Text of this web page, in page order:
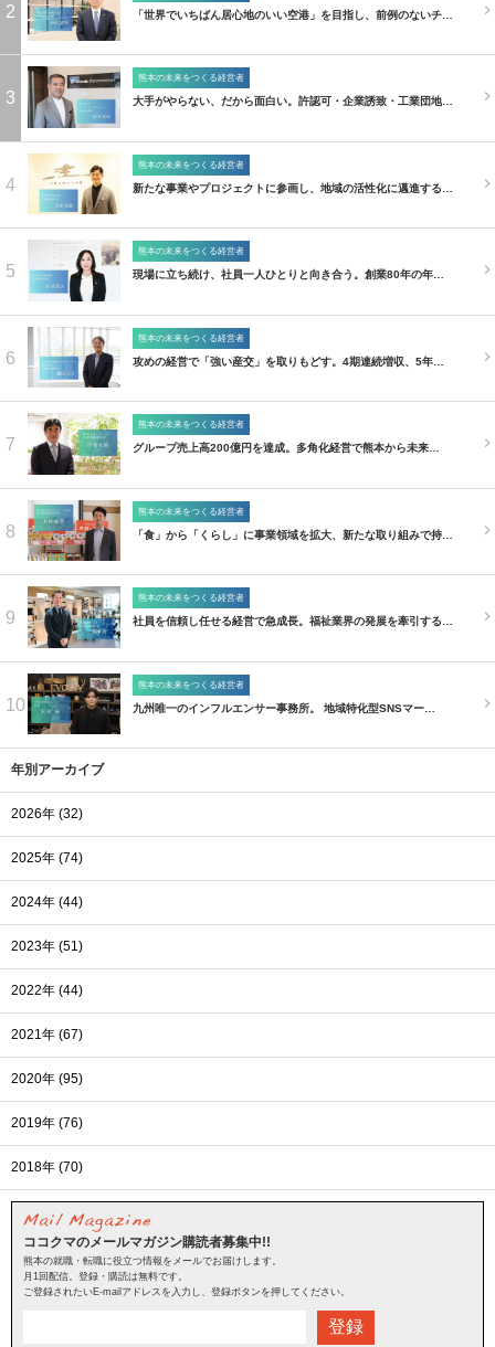
2 「世界でいちばん居心地のいい空港」を目指し、前例のないチ…
3
熊本の未来をつくる経営者
大手がやらない、だから面白い。許認可・企業誘致・工業団地…
4
熊本の未来をつくる経営者
新たな事業やプロジェクトに参画し、地域の活性化に邁進する…
5
熊本の未来をつくる経営者
現場に立ち続け、社員一人ひとりと向き合う。創業80年の年…
6
熊本の未来をつくる経営者
攻めの経営で「強い産交」を取りもどす。4期連続増収、5年…
7
熊本の未来をつくる経営者
グループ売上高200億円を達成。多角化経営で熊本から未来…
8
熊本の未来をつくる経営者
「食」から「くらし」に事業領域を拡大、新たな取り組みで持…
9
熊本の未来をつくる経営者
社員を信頼し任せる経営で急成長。福祉業界の発展を牽引する…
10
熊本の未来をつくる経営者
九州唯一のインフルエンサー事務所。 地域特化型SNSマー…
年別アーカイブ
2026年 (32)
2025年 (74)
2024年 (44)
2023年 (51)
2022年 (44)
2021年 (67)
2020年 (95)
2019年 (76)
2018年 (70)
ココクマのメールマガジン購読者募集中!!
熊本の就職・転職に役立つ情報をメールでお届けします。
月1回配信。登録・購読は無料です。
ご登録されたいE-mailアドレスを入力し、登録ボタンを押してください。
登録